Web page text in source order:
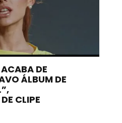
DE
ÁLBUM DE
CLIPE